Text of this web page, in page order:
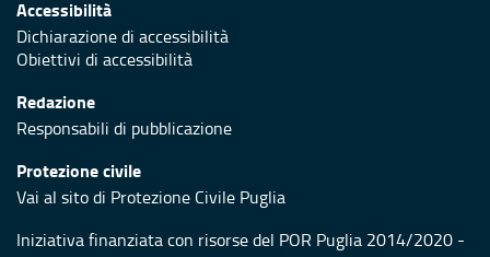
Accessibilità
Dichiarazione di accessibilità
Obiettivi di accessibilità
Redazione
Responsabili di pubblicazione
Protezione civile
Vai al sito di Protezione Civile Puglia
Iniziativa finanziata con risorse del POR Puglia 2014/2020 -